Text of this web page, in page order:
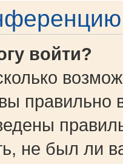
войти?
правильно
не был ли